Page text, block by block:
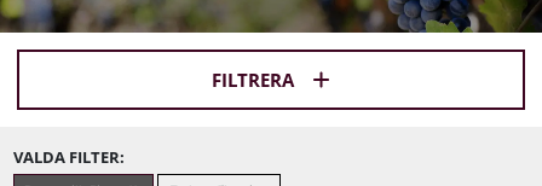
FILTRERA
VALDA FILTER: